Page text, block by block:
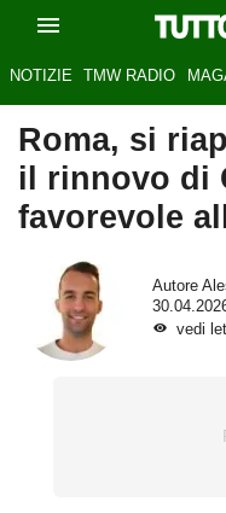
NOTIZIE TMW RADIO
Roma, si
il rinnovo di
favorevole
Autore
vedi